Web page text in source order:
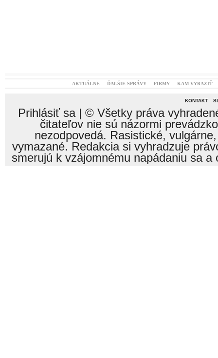
AKTUÁLNE ĎALŠIE SPRÁVY FIRMY KAM VYRAZIŤ
KONTAKT
Prihlásiť sa| © Všetky práva
čitateľov nie sú názormi
nezodpovedá. Rasistické,
vymazané. Redakcia si vyhradzuje
smerujú k vzájomnému napádaniu sa